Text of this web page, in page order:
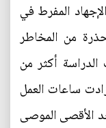
المفرط في
من المخاطر
أكثر من
ساعات العمل
وهو الحد الأقصى الموصى